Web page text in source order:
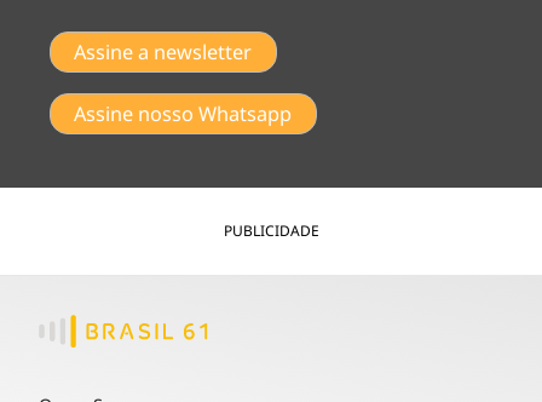
Assine a newsletter
Assine nosso Whatsapp
PUBLICIDADE